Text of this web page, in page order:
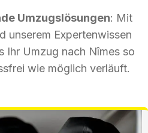
Umzugslösungen: Mit
unserem Expertenwissen
Ihr Umzug nach Nîmes so
wie möglich verläuft.